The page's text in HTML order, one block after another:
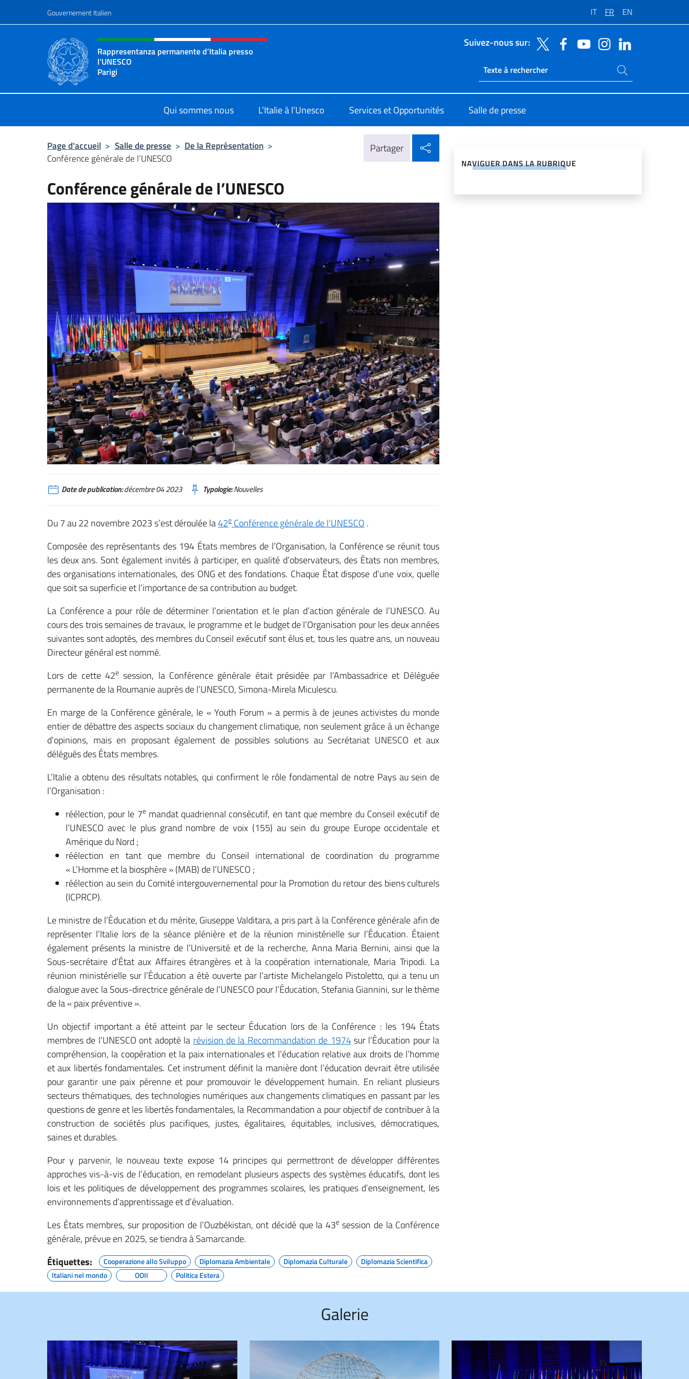
Gouvernement Italien IT FR EN
Site Web, social et en-tête de menu
Rappresentanza permanente d’Italia presso
l’UNESCO
Parigi
Il sito ufficiale della Rappresentanza permanente d’Italia presso l’UNESCO Parigi
Suivez-nous sur:
Ricerca sito live
Rechercher dans le site
Qui sommes nous L’Italie à l’Unesco Services et Opportunités Salle de presse
Page d'accueil > Salle de presse > De la Représentation >
Conférence générale de l’UNESCO
Partager
Conférence générale de l’UNESCO
Date de publication:décembre 04 2023 Typologie:Nouvelles
Du 7 au 22 novembre 2023 s’est déroulée la42e Conférence générale de l’UNESCO .
Composée des représentants des 194 États membres de l’Organisation, la Conférence se réunit tous
les deux ans. Sont également invités à participer, en qualité d’observateurs, des États non membres,
des organisations internationales, des ONG et des fondations. Chaque État dispose d’une voix, quelle
que soit sa superficie et l’importance de sa contribution au budget.
La Conférence a pour rôle de déterminer l’orientation et le plan d’action générale de l’UNESCO. Au
cours des trois semaines de travaux, le programme et le budget de l’Organisation pour les deux années
suivantes sont adoptés, des membres du Conseil exécutif sont élus et, tous les quatre ans, un nouveau
Directeur général est nommé.
Lors de cette 42e session, la Conférence générale était présidée par l’Ambassadrice et Déléguée
permanente de la Roumanie auprès de l’UNESCO, Simona-Mirela Miculescu.
En marge de la Conférence générale, le « Youth Forum » a permis à de jeunes activistes du monde
entier de débattre des aspects sociaux du changement climatique, non seulement grâce à un échange
d’opinions, mais en proposant également de possibles solutions au Secrétariat UNESCO et aux
délégués des États membres.
L’Italie a obtenu des résultats notables, qui confirment le rôle fondamental de notre Pays au sein de
l’Organisation :
réélection, pour le 7emandat quadriennal consécutif, en tant que membre du Conseil exécutif de
l’UNESCO avec le plus grand nombre de voix (155) au sein du groupe Europe occidentale et
Amérique du Nord ;
réélection en tant que membre du Conseil international de coordination du programme
« L’Homme et la biosphère » (MAB) de l’UNESCO ;
réélection au sein du Comité intergouvernemental pour la Promotion du retour des biens culturels
(ICPRCP).
Le ministre de l’Éducation et du mérite, Giuseppe Valditara, a pris part à la Conférence générale afin de
représenter l’Italie lors de la séance plénière et de la réunion ministérielle sur l’Éducation. Étaient
également présents la ministre de l’Université et de la recherche, Anna Maria Bernini, ainsi que la
Sous-secrétaire d’État aux Affaires étrangères et à la coopération internationale, Maria Tripodi. La
réunion ministérielle sur l’Éducation a été ouverte par l’artiste Michelangelo Pistoletto, qui a tenu un
dialogue avec la Sous-directrice générale de l’UNESCO pour l’Éducation, Stefania Giannini, sur le thème
de la « paix préventive ».
Un objectif important a été atteint par le secteur Éducation lors de la Conférence : les 194 États
membres de l’UNESCO ont adopté la révision de la Recommandation de 1974sur l’Éducation pour la
compréhension, la coopération et la paix internationales et l’éducation relative aux droits de l’homme
et aux libertés fondamentales. Cet instrument définit la manière dont l’éducation devrait être utilisée
pour garantir une paix pérenne et pour promouvoir le développement humain. En reliant plusieurs
secteurs thématiques, des technologies numériques aux changements climatiques en passant par les
questions de genre et les libertés fondamentales, la Recommandation a pour objectif de contribuer à la
construction de sociétés plus pacifiques, justes, égalitaires, équitables, inclusives, démocratiques,
saines et durables.
Pour y parvenir, le nouveau texte expose 14 principes qui permettront de développer différentes
approches vis-à-vis de l’éducation, en remodelant plusieurs aspects des systèmes éducatifs, dont les
lois et les politiques de développement des programmes scolaires, les pratiques d’enseignement, les
environnements d’apprentissage et d’évaluation.
Les États membres, sur proposition de l’Ouzbékistan, ont décidé que la 43esession de la Conférence
générale, prévue en 2025, se tiendra à Samarcande.
Étiquettes:
Cooperazione allo Sviluppo Diplomazia Ambientale Diplomazia Culturale
Diplomazia Scientifica
Italiani nel mondo
OOII Politica Estera
NAVIGUER DANS LA RUBRIQUE
Galerie